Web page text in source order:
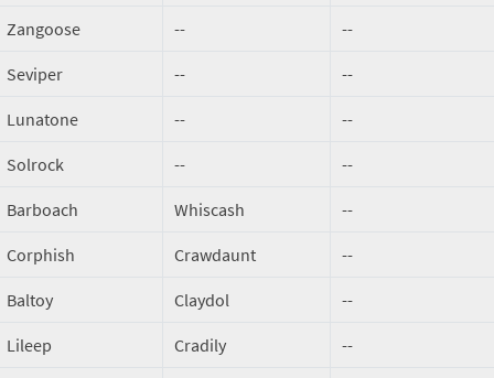
Zangoose -- --
Seviper -- --
Lunatone -- --
Solrock -- --
Barboach Whiscash --
Corphish Crawdaunt --
Baltoy Claydol --
Lileep Cradily --